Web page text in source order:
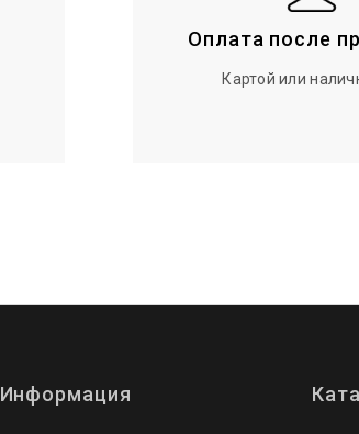
Оплата после
Картой или
Информация